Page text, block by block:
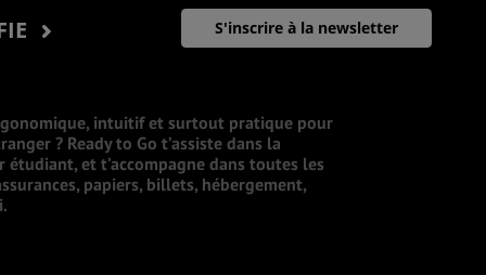
S'inscrire à la newsletter
intuitif et surtout pratique pour
? Ready to Go t’assiste dans la
et t’accompagne dans toutes les
papiers, billets, hébergement,